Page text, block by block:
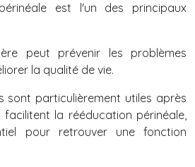
est l'un des principaux
peut prévenir les problèmes
la qualité de vie.
sont particulièrement utiles après
facilitent la rééducation périnéale,
pour retrouver une fonction